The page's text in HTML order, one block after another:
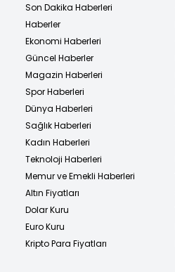
Son Dakika Haberleri
Haberler
Ekonomi Haberleri
Güncel Haberler
Magazin Haberleri
Spor Haberleri
Dünya Haberleri
Sağlık Haberleri
Kadın Haberleri
Teknoloji Haberleri
Memur ve Emekli Haberleri
Altın Fiyatları
Dolar Kuru
Euro Kuru
Kripto Para Fiyatları